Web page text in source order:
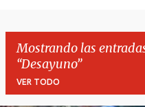
Mostrando las
Desayuno
VER TODO